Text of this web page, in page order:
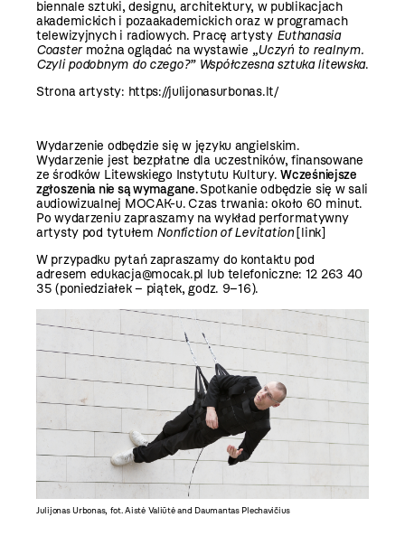
biennale sztuki, designu, architektury, w publikacjach
akademickich i pozaakademickich oraz w programach
telewizyjnych i radiowych. Pracę artysty Euthanasia
Coastermożna oglądać na wystawie „Uczyń to realnym.
Czyli podobnym do czego?” Współczesna sztuka litewska.
Strona artysty: https://julijonasurbonas.lt/
Wydarzenie odbędzie się w języku angielskim.
Wydarzenie jest bezpłatne dla uczestników, finansowane
ze środków Litewskiego Instytutu Kultury.Wcześniejsze
zgłoszenia nie są wymagane.Spotkanie odbędzie się w sali
audiowizualnej MOCAK-u.Czas trwania: około 60 minut.
Po wydarzeniu zapraszamy na wykład performatywny
artysty pod tytułem Nonfiction of Levitation[link]
W przypadku pytań zapraszamy do kontaktu pod
adresem edukacja@mocak.pl lub telefoniczne: 12 263 40
35 (poniedziałek – piątek, godz. 9–16).
Julijonas Urbonas, fot. Aistė Valiūtė and Daumantas Plechavičius